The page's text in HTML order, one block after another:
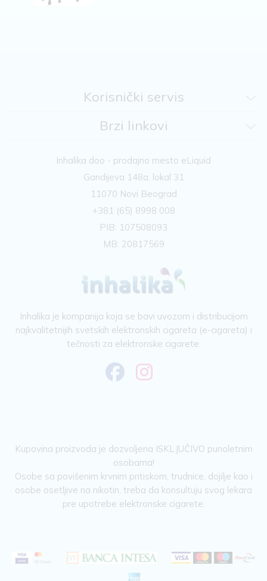
Korisnički servis
Brzi linkovi
Inhalika doo - prodajno mesto eLiquid
Gandijeva 148a, lokal 31
11070 Novi Beograd
+381 (65) 8998 008
PIB: 107508093
MB: 20817569
Inhalika je kompanija koja se bavi uvozom i distribucijom
najkvalitetnijih svetskih elektronskih cigareta (e-cigareta) i
tečnosti za elektronske cigarete.
Kupovina proizvoda je dozvoljena ISKLJUČIVO punoletnim
osobama!
Osobe sa povišenim krvnim pritiskom, trudnice, dojilje kao i
osobe osetljive na nikotin, treba da konsultuju svog lekara
pre upotrebe elektronske cigarete.